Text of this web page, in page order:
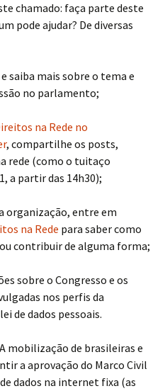
chamado: faça parte deste
pode ajudar? De diversas
e saiba mais sobre o tema e
no parlamento;
na Rede no
, compartilhe os posts,
rede (como o tuitaço
a partir das 14h30);
organização, entre em
na Rede para saber como
contribuir de alguma forma;
sobre o Congresso e os
nos perfis da
de dados pessoais.
mobilização de brasileiras e
a aprovação do Marco Civil
dados na internet fixa (as